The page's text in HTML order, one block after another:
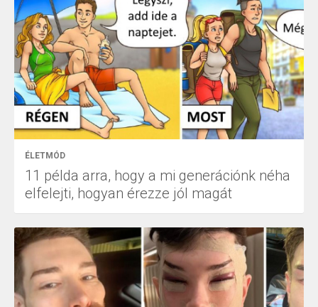
ÉLETMÓD
11 példa arra, hogy a mi generációnk néha
elfelejti, hogyan érezze jól magát